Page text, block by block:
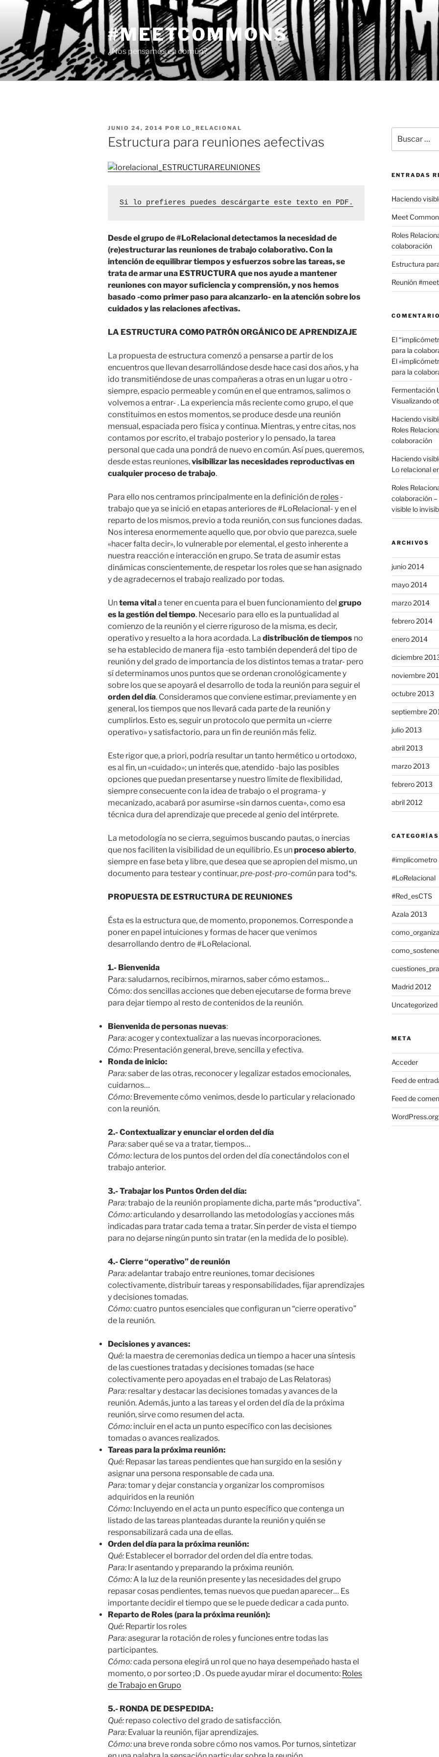
contenido
#MEETCOMMONS
¿Nos pensamos en común?
PUBLICADO
EL
JUNIO 24, 2014 POR LO_RELACIONAL
Estructura para reuniones aefectivas
Si lo prefieres puedes descárgarte este texto en PDF.
Desde el grupo de #LoRelacional detectamos la necesidad de
(re)estructurar las reuniones de trabajo colaborativo. Con la
intención de equilibrar tiempos y esfuerzos sobre las tareas, se
trata de armar una ESTRUCTURA que nos ayude a mantener
reuniones con mayor suficiencia y comprensión, y nos hemos
basado -como primer paso para alcanzarlo- en la atención sobre los
cuidados y las relaciones afectivas.
LA ESTRUCTURA COMO PATRÓN ORGÁNICO DE APRENDIZAJE
La propuesta de estructura comenzó a pensarse a partir de los
encuentros que llevan desarrollándose desde hace casi dos años, y ha
ido transmitiéndose de unas compañeras a otras en un lugar u otro -
siempre, espacio permeable y común en el que entramos, salimos o
volvemos a entrar- . La experiencia más reciente como grupo, el que
constituimos en estos momentos, se produce desde una reunión
mensual, espaciada pero física y continua. Mientras, y entre citas, nos
contamos por escrito, el trabajo posterior y lo pensado, la tarea
personal que cada una pondrá de nuevo en común. Así pues, queremos,
desde estas reuniones,visibilizar las necesidades reproductivas en
cualquier proceso de trabajo.
Para ello nos centramos principalmente en la definición de roles -
trabajo que ya se inició en etapas anteriores de #LoRelacional- y en el
reparto de los mismos, previo a toda reunión, con sus funciones dadas.
Nos interesa enormemente aquello que, por obvio que parezca, suele
«hacer falta decir», lo vulnerable por elemental, el gesto inherente a
nuestra reacción e interacción en grupo. Se trata de asumir estas
dinámicas conscientemente, de respetar los roles que se han asignado
y de agradecernos el trabajo realizado por todas.
Untema vital a tener en cuenta para el buen funcionamiento del grupo
es la gestión del tiempo. Necesario para ello es la puntualidad al
comienzo de la reunión y el cierre riguroso de la misma, es decir,
operativo y resuelto a la hora acordada. La distribución de tiempos no
se ha establecido de manera fija -esto también dependerá del tipo de
reunión y del grado de importancia de los distintos temas a tratar- pero
sí determinamos unos puntos que se ordenan cronológicamente y
sobre los que se apoyará el desarrollo de toda la reunión para seguir el
orden del día. Consideramos que conviene estimar, previamente y en
general, los tiempos que nos llevará cada parte de la reunión y
cumplirlos. Esto es, seguir un protocolo que permita un «cierre
operativo» y satisfactorio, para un fin de reunión más feliz.
Este rigor que, a priori, podría resultar un tanto hermético u ortodoxo,
es al fin, un «cuidado»; un interés que, atendido -bajo las posibles
opciones que puedan presentarse y nuestro límite de flexibilidad,
siempre consecuente con la idea de trabajo o el programa- y
mecanizado, acabará por asumirse «sin darnos cuenta», como esa
técnica dura del aprendizaje que precede al genio del intérprete.
La metodología no se cierra, seguimos buscando pautas, o inercias
que nos faciliten la visibilidad de un equilibrio. Es unproceso abierto,
siempre en fase beta y libre, que desea que se apropien del mismo, un
documento para testear y continuar,pre-post-pro-común para tod*s.
PROPUESTA DE ESTRUCTURA DE REUNIONES
Ésta es la estructura que, de momento, proponemos. Corresponde a
poner en papel intuiciones y formas de hacer que venimos
desarrollando dentro de #LoRelacional.
1.- Bienvenida
Para: saludarnos, recibirnos, mirarnos, saber cómo estamos…
Cómo: dos sencillas acciones que deben ejecutarse de forma breve
para dejar tiempo al resto de contenidos de la reunión.
Bienvenida de personas nuevas:
Para:acoger y contextualizar a las nuevas incorporaciones.
Cómo: Presentación general, breve, sencilla y efectiva.
Ronda de inicio:
Para:saber de las otras, reconocer y legalizar estados emocionales,
cuidarnos…
Cómo: Brevemente cómo venimos, desde lo particular y relacionado
con la reunión.
2.- Contextualizar y enunciar el orden del día
Para:saber qué se va a tratar, tiempos…
Cómo: lectura de los puntos del orden del día conectándolos con el
trabajo anterior.
3.- Trabajar los Puntos Orden del día:
Para:trabajo de la reunión propiamente dicha, parte más “productiva”.
Cómo:articulando y desarrollando las metodologías y acciones más
indicadas para tratar cada tema a tratar. Sin perder de vista el tiempo
para no dejarse ningún punto sin tratar (en la medida de lo posible).
4.- Cierre “operativo” de reunión
Para:adelantar trabajo entre reuniones, tomar decisiones
colectivamente, distribuir tareas y responsabilidades, fijar aprendizajes
y decisiones tomadas.
Cómo:cuatro puntos esenciales que configuran un “cierre operativo”
de la reunión.
Decisiones y avances:
Qué: la maestra de ceremonias dedica un tiempo a hacer una síntesis
de las cuestiones tratadas y decisiones tomadas (se hace
colectivamente pero apoyadas en el trabajo de Las Relatoras)
Para: resaltar y destacar las decisiones tomadas y avances de la
reunión. Además, junto a las tareas y el orden del día de la próxima
reunión, sirve como resumen del acta.
Cómo: incluir en el acta un punto específico con las decisiones
tomadas o avances realizados.
Tareas para la próxima reunión:
Qué: Repasar las tareas pendientes que han surgido en la sesión y
asignar una persona responsable de cada una.
Para:tomar y dejar constancia y organizar los compromisos
adquiridos en la reunión
Cómo: Incluyendo en el acta un punto específico que contenga un
listado de las tareas planteadas durante la reunión y quién se
responsabilizará cada una de ellas.
Orden del día para la próxima reunión:
Qué: Establecer el borrador del orden del día entre todas.
Para: Ir asentando y preparando la próxima reunión.
Cómo:A la luz de la reunión presente y las necesidades del grupo
repasar cosas pendientes, temas nuevos que puedan aparecer… Es
importante decidir el tiempo que se le puede dedicar a cada punto.
Reparto de Roles (para la próxima reunión):
Qué: Repartir los roles
Para:asegurar la rotación de roles y funciones entre todas las
participantes.
Cómo:cada persona elegirá un rol que no haya desempeñado hasta el
momento, o por sorteo ;D . Os puede ayudar mirar el documento: Roles
de Trabajo en Grupo
5.- RONDA DE DESPEDIDA:
Qué: repaso colectivo del grado de satisfacción.
Para: Evaluar la reunión, fijar aprendizajes.
Cómo: una breve ronda sobre cómo nos vamos. Por turnos, sintetizar
por:
ENTRADAS
Haciendo
Meet
Roles
colaboración
Estructura
Reunión
El
para la
El
para la
Fermentación
Visualizando
Haciendo
Roles
colaboración
Haciendo
Lo relacional
Roles
colaboración
visible lo
ARCHIVOS
junio 2014
mayo 2014
marzo 2014
febrero 2014
enero 2014
diciembre
noviembre
octubre 2013
septiembre
julio 2013
abril 2013
marzo 2013
febrero 2013
abril 2012
CATEGORÍAS
#implicometro
#LoRelacional
#Red_esCTS
Azala 2013
Madrid 2012
Uncategorized
META
Acceder
Feed de
Feed de
WordPress.org